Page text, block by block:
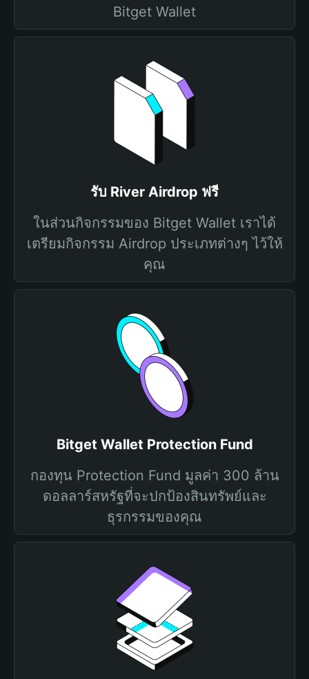
Bitget Wallet
รับ River Airdrop ฟรี
ในส่วนกิจกรรมของ Bitget Wallet เราได้
เตรียมกิจกรรม Airdrop ประเภทต่างๆ ไว้ให้
คุณ
Bitget Wallet Protection Fund
กองทุน Protection Fund มูลค่า 300 ล้าน
ดอลลาร์สหรัฐที่จะปกป้องสินทรัพย์และ
ธุรกรรมของคุณ